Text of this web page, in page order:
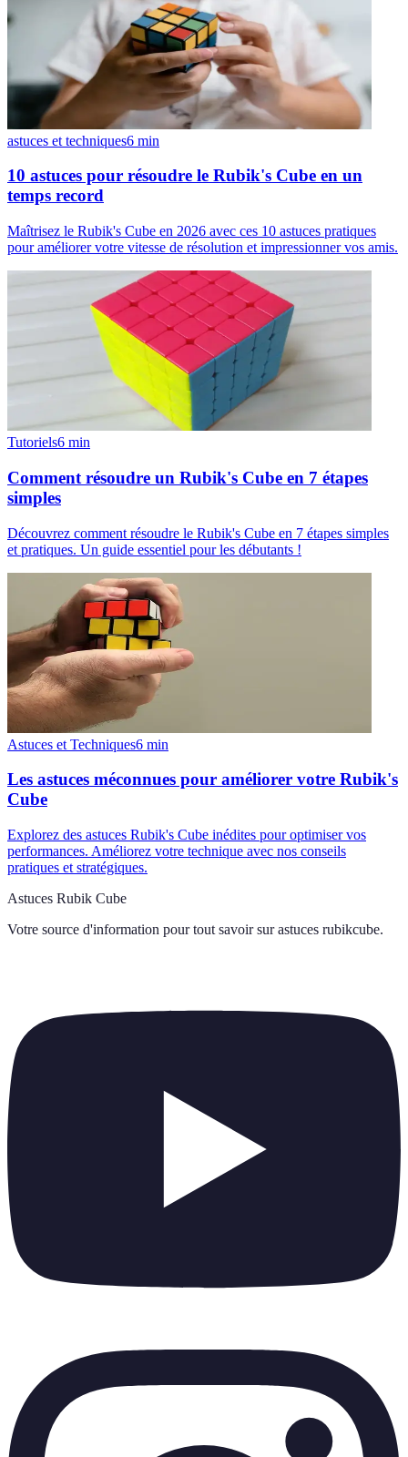
astuces et techniques6 min
10 astuces pour résoudre le Rubik's Cube en un
temps record
Maîtrisez le Rubik's Cube en 2026 avec ces 10 astuces pratiques
pour améliorer votre vitesse de résolution et impressionner vos amis.
Tutoriels6 min
Comment résoudre un Rubik's Cube en 7 étapes
simples
Découvrez comment résoudre le Rubik's Cube en 7 étapes simples
et pratiques. Un guide essentiel pour les débutants !
Astuces et Techniques6 min
Les astuces méconnues pour améliorer votre Rubik's
Cube
Explorez des astuces Rubik's Cube inédites pour optimiser vos
performances. Améliorez votre technique avec nos conseils
pratiques et stratégiques.
Astuces Rubik Cube
Votre source d'information pour tout savoir sur astuces rubikcube.